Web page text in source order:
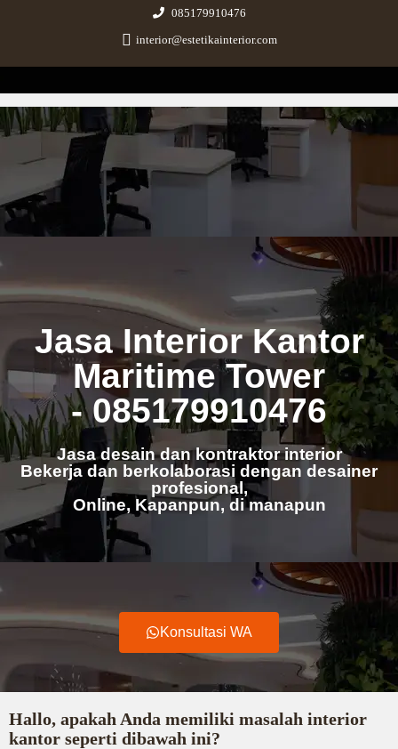
085179910476
interior@estetikainterior.com
Estetika Interior
Design & Build Consultant
Jasa Interior Kantor
Maritime Tower
- 085179910476
Jasa desain dan kontraktor interior
Bekerja dan berkolaborasi dengan desainer
profesional,
Online, Kapanpun, di manapun
Konsultasi WA
Hallo, apakah Anda memiliki masalah interior
kantor seperti dibawah ini?